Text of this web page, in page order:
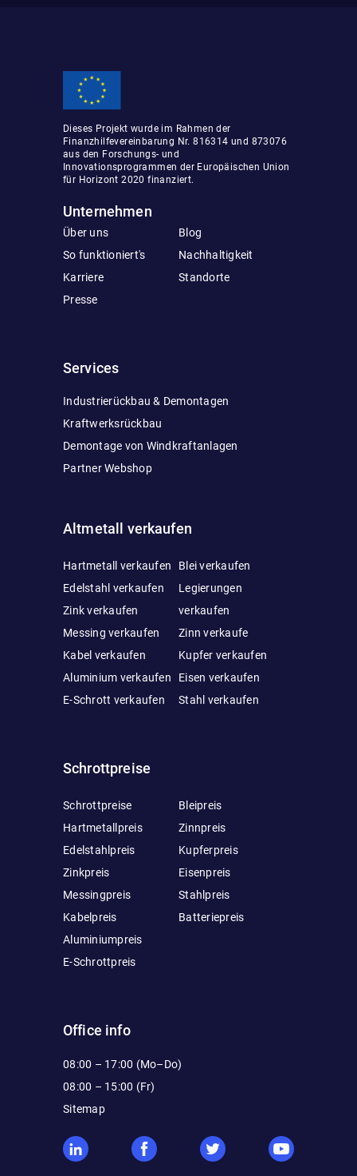
Dieses Projekt wurde im Rahmen der
Finanzhilfevereinbarung Nr. 816314 und 873076
aus den Forschungs- und
Innovationsprogrammen der Europäischen Union
für Horizont 2020 finanziert.
Unternehmen
Über uns
So funktioniert's
Karriere
Presse
Blog
Nachhaltigkeit
Standorte
Services
Industrierückbau & Demontagen
Kraftwerksrückbau
Demontage von Windkraftanlagen
Partner Webshop
Altmetall verkaufen
Hartmetall verkaufen
Edelstahl verkaufen
Zink verkaufen
Messing verkaufen
Kabel verkaufen
Aluminium verkaufen
E-Schrott verkaufen
Blei verkaufen
Legierungen
verkaufen
Zinn verkaufe
Kupfer verkaufen
Eisen verkaufen
Stahl verkaufen
Schrottpreise
Schrottpreise
Hartmetallpreis
Edelstahlpreis
Zinkpreis
Messingpreis
Kabelpreis
Aluminiumpreis
E-Schrottpreis
Bleipreis
Zinnpreis
Kupferpreis
Eisenpreis
Stahlpreis
Batteriepreis
Office info
08:00 – 17:00 (Mo–Do)
08:00 – 15:00 (Fr)
Sitemap